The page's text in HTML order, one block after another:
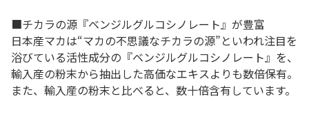
■チカラの源『ベンジルグルコシノレート』が豊富
日本産マカは“マカの不思議なチカラの源”といわれ注目を
浴びている活性成分の『ベンジルグルコシノレート』を、
輸入産の粉末から抽出した高価なエキスよりも数倍保有。
また、輸入産の粉末と比べると、数十倍含有しています。